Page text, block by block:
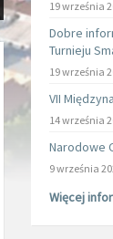
19 września
Dobre
Turnieju
19 września
VII
14 września
Narodowe
9 września
Więcej